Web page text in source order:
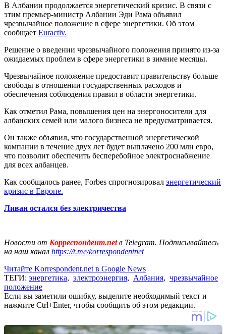
В Албании продолжается энергетический кризис. В связи с
этим премьер-министр Албании Эди Рама объявил
чрезвычайное положение в сфере энергетики. Об этом
сообщает Euractiv.
Решение о введении чрезвычайного положения принято из-за
ожидаемых проблем в сфере энергетики в зимние месяцы.
Чрезвычайное положение предоставит правительству больше
свободы в отношении государственных расходов и
обеспечения соблюдения правил в области энергетики.
Как отметил Рама, повышения цен на энергоносители для
албанских семей или малого бизнеса не предусматривается.
Он также объявил, что государственной энергетической
компании в течение двух лет будет выплачено 200 млн евро,
что позволит обеспечить бесперебойное электроснабжение
для всех албанцев.
Как сообщалось ранее, Forbes спрогнозировал энергетический
кризис в Европе.
Ливан остался без электричества
Новости от Корреспондент.netв Telegram. Подписывайтесь
на наш канал https://t.me/korrespondentnet
Читайте Korrespondent.net в Google News
ТЕГИ: энергетика, электроэнергия, Албания, чрезвычайное
положение
Если вы заметили ошибку, выделите необходимый текст и
нажмите Ctrl+Enter, чтобы сообщить об этом редакции.